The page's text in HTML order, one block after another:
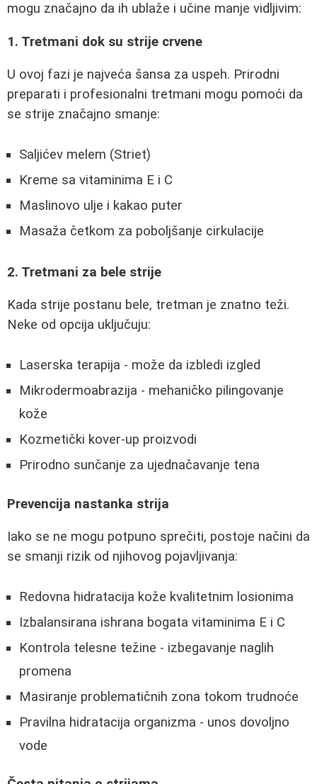
mogu značajno da ih ublaže i učine manje vidljivim:
1. Tretmani dok su strije crvene
U ovoj fazi je najveća šansa za uspeh. Prirodni
preparati i profesionalni tretmani mogu pomoći da
se strije značajno smanje:
Saljićev melem (Striet)
Kreme sa vitaminima E i C
Maslinovo ulje i kakao puter
Masaža četkom za poboljšanje cirkulacije
2. Tretmani za bele strije
Kada strije postanu bele, tretman je znatno teži.
Neke od opcija uključuju:
Laserska terapija - može da izbledi izgled
Mikrodermoabrazija - mehaničko pilingovanje
kože
Kozmetički kover-up proizvodi
Prirodno sunčanje za ujednačavanje tena
Prevencija nastanka strija
Iako se ne mogu potpuno sprečiti, postoje načini da
se smanji rizik od njihovog pojavljivanja:
Redovna hidratacija kože kvalitetnim losionima
Izbalansirana ishrana bogata vitaminima E i C
Kontrola telesne težine - izbegavanje naglih
promena
Masiranje problematičnih zona tokom trudnoće
Pravilna hidratacija organizma - unos dovoljno
vode